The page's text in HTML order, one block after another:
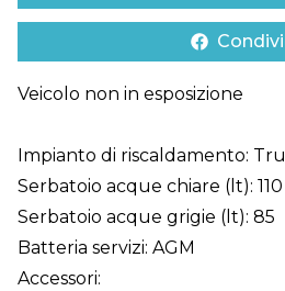
Veicolo non in esposizione
Impianto di riscaldamento:
Serbatoio acque chiare (lt): 110
Serbatoio acque grigie (lt): 85
Batteria servizi: AGM
Accessori: